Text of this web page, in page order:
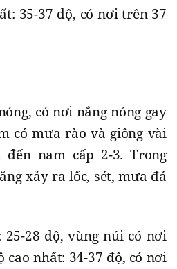
35-37 độ, có nơi trên 37
có nơi nắng nóng gay
có mưa rào và giông vài
nam cấp 2-3. Trong
xảy ra lốc, sét, mưa đá
28 độ, vùng núi có nơi
cao nhất: 34-37 độ, có nơi